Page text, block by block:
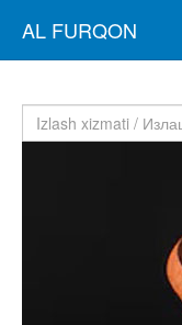
AL FURQON